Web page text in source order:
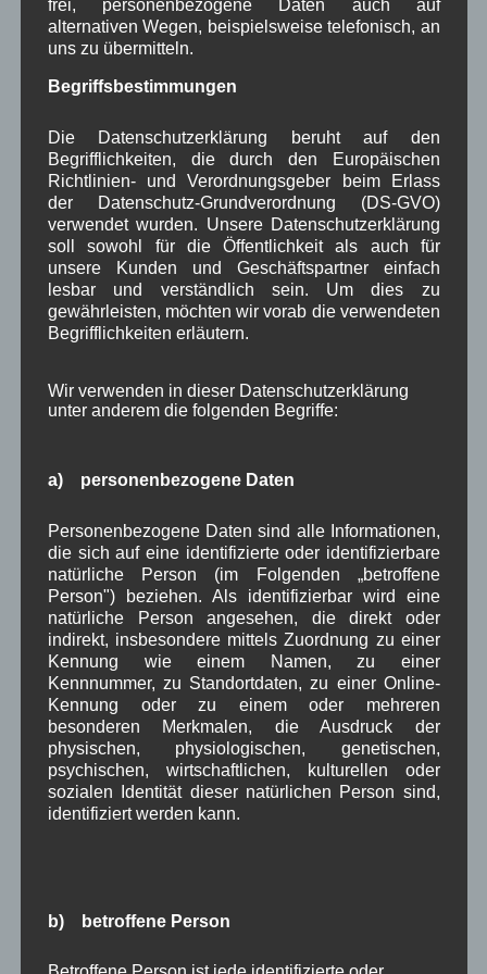
Dezember 2023(8)
November 2023 (5)
Oktober 2023 (8)
September 2023(8)
Juli 2023
(8)
Juni 2023(7)
Mai 2023(8)
April 2023(10)
März 2023(5)
Februar 2023(3)
Januar 2023(8)
Dezember 2022(7)
November 2022(8)
Oktober 2022(8)
August 2022
Juli 2022(5)
April 2022
März 2022
Januar 2022(3)
Dezember 2021 (7)
November 2021
(9)
Oktober 2021
(8)
September 2021
August 2021
Juli 2021(10)
Juni 2021(9)
Mai 2021(5)
April 2021(4)
März 2021(3)
Februar 2021(4)
Januar 2021(9)
August 2020(8)
frei, personenbezogene Daten auch auf
alternativen Wegen, beispielsweise telefonisch, an
uns zu übermitteln.
Begriffsbestimmungen
Die Datenschutzerklärung beruht auf den
Begrifflichkeiten, die durch den Europäischen
Richtlinien- und Verordnungsgeber beim Erlass
der Datenschutz-Grundverordnung (DS-GVO)
verwendet wurden. Unsere Datenschutzerklärung
soll sowohl für die Öffentlichkeit als auch für
unsere Kunden und Geschäftspartner einfach
lesbar und verständlich sein. Um dies zu
gewährleisten, möchten wir vorab die verwendeten
Begrifflichkeiten erläutern.
Wir verwenden in dieser Datenschutzerklärung
unter anderem die folgenden Begriffe:
a) personenbezogene Daten
Personenbezogene Daten sind alle Informationen,
die sich auf eine identifizierte oder identifizierbare
natürliche Person (im Folgenden „betroffene
Person") beziehen. Als identifizierbar wird eine
natürliche Person angesehen, die direkt oder
indirekt, insbesondere mittels Zuordnung zu einer
Kennung wie einem Namen, zu einer
Kennnummer, zu Standortdaten, zu einer Online-
Kennung oder zu einem oder mehreren
besonderen Merkmalen, die Ausdruck der
physischen, physiologischen, genetischen,
psychischen, wirtschaftlichen, kulturellen oder
sozialen Identität dieser natürlichen Person sind,
identifiziert werden kann.
b) betroffene Person